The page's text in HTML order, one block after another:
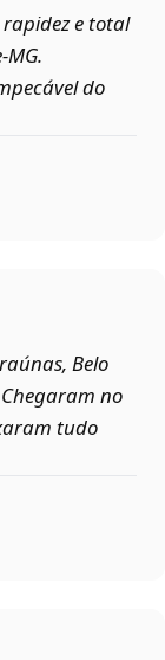
e total
do
Belo
no
tudo